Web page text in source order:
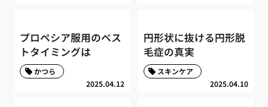
プロペシア服用のベス
トタイミングは
2025.04.12
かつら
円形状に抜ける円形脱
毛症の真実
2025.04.10
スキンケア